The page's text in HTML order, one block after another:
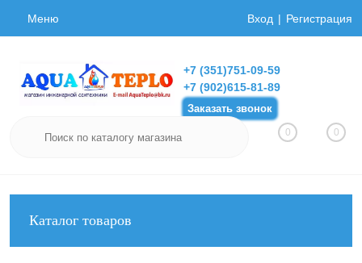
Меню Вход Регистрация
+7 (351)751-09-59
+7 (902)615-81-89
Заказать звонок
0 0
Каталог товаров